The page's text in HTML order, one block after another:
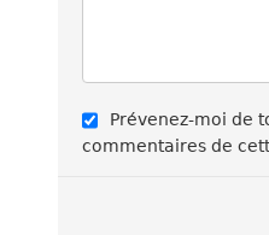
Prévenez-moi de
commentaires de